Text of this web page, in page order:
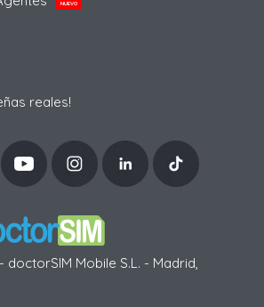
NUEVO
reales!
Mobile S.L. - Madrid,